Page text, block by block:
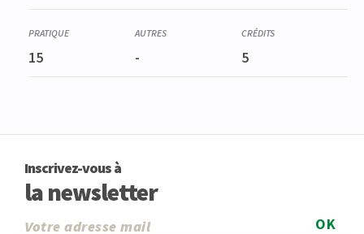
15 - 5
Inscrivez-vous à
la newsletter
OK